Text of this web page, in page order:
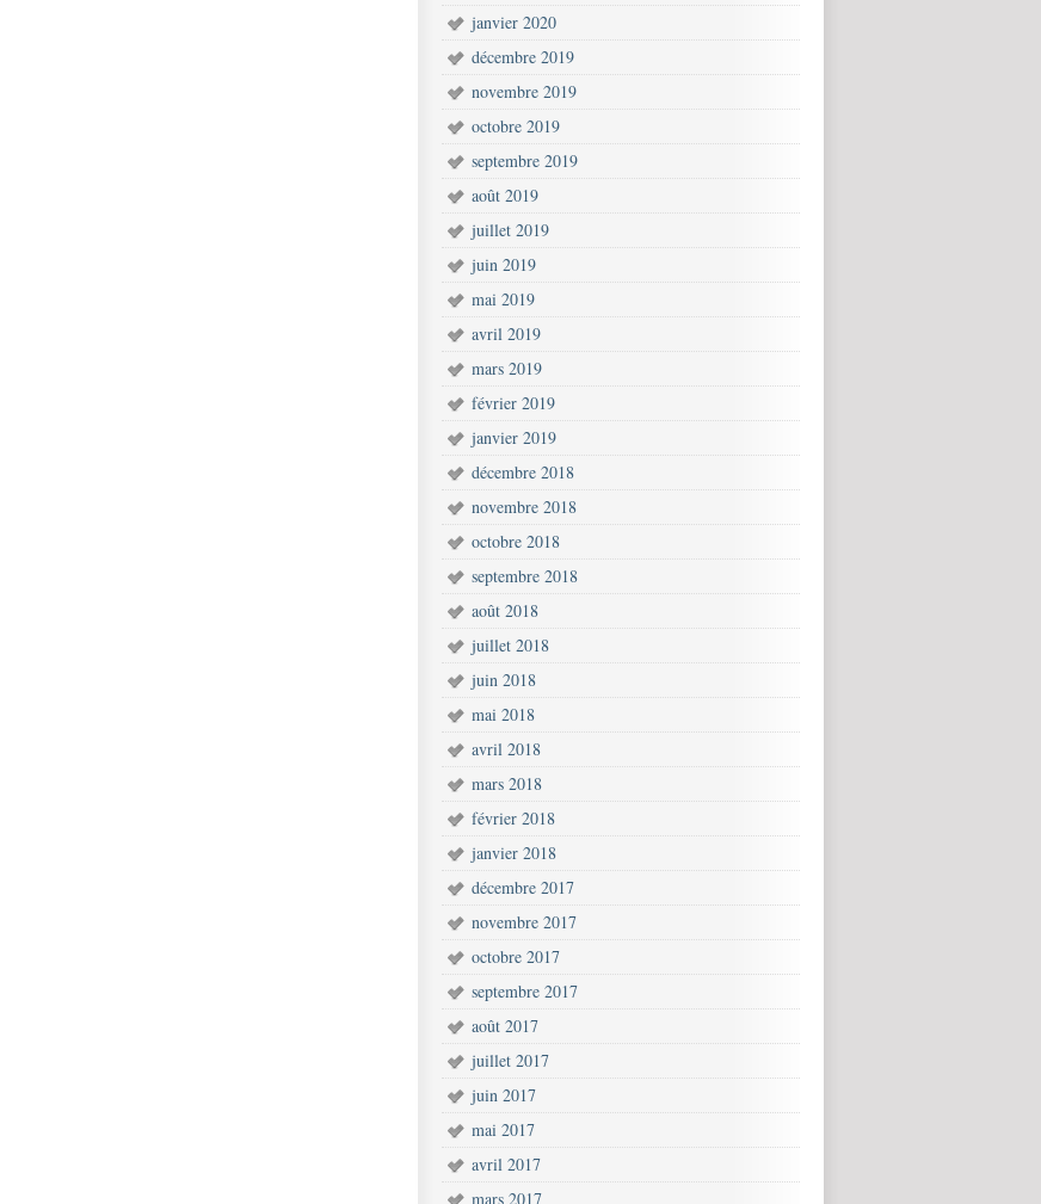
janvier 2020
décembre 2019
novembre 2019
octobre 2019
septembre 2019
août 2019
juillet 2019
juin 2019
mai 2019
avril 2019
mars 2019
février 2019
janvier 2019
décembre 2018
novembre 2018
octobre 2018
septembre 2018
août 2018
juillet 2018
juin 2018
mai 2018
avril 2018
mars 2018
février 2018
janvier 2018
décembre 2017
novembre 2017
octobre 2017
septembre 2017
août 2017
juillet 2017
juin 2017
mai 2017
avril 2017
mars 2017